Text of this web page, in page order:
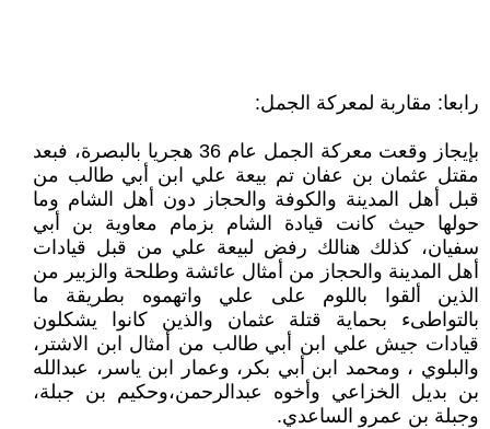
رابعا: مقاربة لمعركة الجمل:
بإيجاز وقعت معركة الجمل عام 36 هجريا بالبصرة، فبعد
مقتل عثمان بن عفان تم بيعة علي ابن أبي طالب من
قبل أهل المدينة والكوفة والحجاز دون أهل الشام وما
حولها حيث كانت قيادة الشام بزمام معاوية بن أبي
سفيان، كذلك هنالك رفض لبيعة علي من قبل قيادات
أهل المدينة والحجاز من أمثال عائشة وطلحة والزبير من
الذين ألقوا باللوم على علي واتهموه بطريقة ما
بالتواطىء بحماية قتلة عثمان والذين كانوا يشكلون
قيادات جيش علي ابن أبي طالب من أمثال ابن الاشتر،
والبلوي ، ومحمد ابن أبي بكر، وعمار ابن ياسر، عبدالله
بن بديل الخزاعي وأخوه عبدالرحمن،وحكيم بن جبلة،
وجبلة بن عمرو الساعدي.